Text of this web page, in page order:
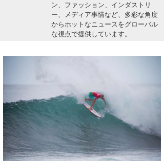
サーフィンエリアガイド
ン、ファッション、インダストリ
ー、メディア事情など、多彩な角度
からホットなニュースをグローバル
な視点で提供しています。
ショップ情報
伊豆
千葉南
大阪
ルール＆How to
VOTE!